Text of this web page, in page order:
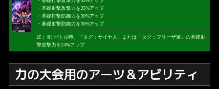
・基礎射撃攻撃力を35%アップ
・基礎打撃防御力を30%アップ
・基礎射撃防御力を30%アップ
(Z：Ⅲ) バトル時、「タグ：サイヤ人」または「タグ：フリーザ軍」の基礎射
撃攻撃力を24%アップ
力の大会用のアーツ＆アビリティ